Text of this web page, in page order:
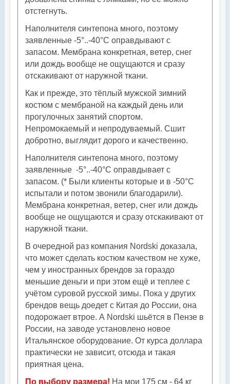
отстегнуть.
Наполнителя синтепона много, поэтому
заявленные -5°..-40°С оправдывают с
запасом. Мембрана конкретная, ветер, снег
или дождь вообще не ощущаются и сразу
отскакивают от наружной ткани.
Как и прежде, это тёплый мужской зимний
костюм с мембраной на каждый день или
прогулочных занятий спортом.
Непромокаемый и непродуваемый. Сшит
добротно, выглядит дорого и качественно.
Наполнителя синтепона много, поэтому
заявленные -5°..-40°С оправдывает с
запасом. (* Были клиенты которые и в -50°С
испытали и потом звонили благодарили).
Мембрана конкретная, ветер, снег или дождь
вообще не ощущаются и сразу отскакивают от
наружной ткани.
В очередной раз компания Nordski доказала,
что может сделать костюм качеством не хуже,
чем у иностранных брендов за гораздо
меньшие деньги и при этом ещё и теплее с
учётом суровой русской зимы. Пока у других
брендов вещь доедет с Китая до России, она
подорожает втрое. А Nordski шьётся в Пензе в
России, на заводе установлено новое
Итальянское оборудование. От курса доллара
практически не зависит, отсюда и такая
приятная цена.
По выбору размера! На мои 175 см - 64 кг